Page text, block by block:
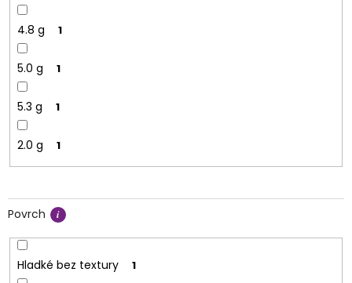
4.8 g 1
5.0 g 1
5.3 g 1
2.0 g 1
Povrch
Hladké bez textury 1